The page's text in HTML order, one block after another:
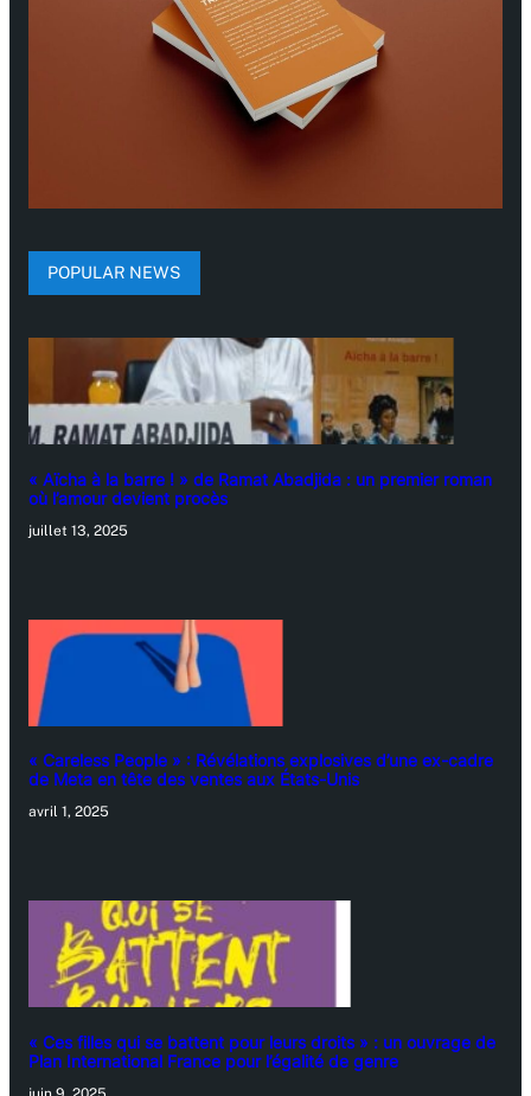
POPULAR NEWS
« Aïcha à la barre ! » de Ramat Abadjida : un premier roman
où l’amour devient procès
juillet 13, 2025
« Careless People » : Révélations explosives d’une ex-cadre
de Meta en tête des ventes aux États-Unis
avril 1, 2025
« Ces filles qui se battent pour leurs droits » : un ouvrage de
Plan International France pour l’égalité de genre